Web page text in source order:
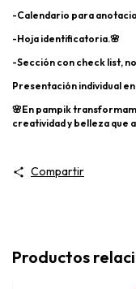
-Calendario para
-Hoja identificatoria.🌸
-Sección con check list,
Presentación individual
🌸En pampik
creatividad y belleza que
Compartir
Productos